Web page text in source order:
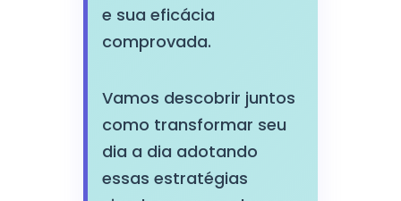
e sua eficácia
comprovada.
Vamos descobrir juntos
como transformar seu
dia a dia adotando
essas estratégias